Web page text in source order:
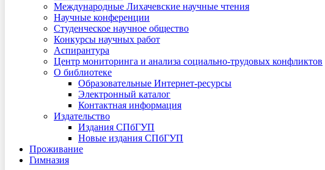
Международные Лихачевские научные чтения
Научные конференции
Студенческое научное общество
Конкурсы научных работ
Аспирантура
Центр мониторинга и анализа социально-трудовых конфликтов
О библиотеке
Образовательные Интернет-ресурсы
Электронный каталог
Контактная информация
Издательство
Издания СПбГУП
Новые издания СПбГУП
Проживание
Гимназия